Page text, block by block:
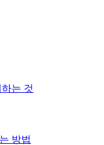
는 것
방법